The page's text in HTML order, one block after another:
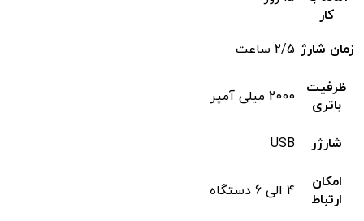
کار
زمان شارژ 2/5 ساعت
ظرفیت
باتری
2000 میلی آمپر
شارژر USB
امکان
ارتباط
4 الی 6 دستگاه